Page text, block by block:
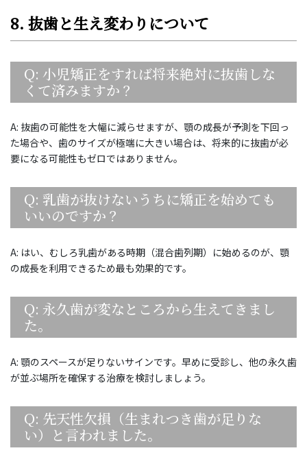
8. 抜歯と生え変わりについて
Q: 小児矯正をすれば将来絶対に抜歯しな
くて済みますか？
A: 抜歯の可能性を大幅に減らせますが、顎の成長が予測を下回っ
た場合や、歯のサイズが極端に大きい場合は、将来的に抜歯が必
要になる可能性もゼロではありません。
Q: 乳歯が抜けないうちに矯正を始めても
いいのですか？
A: はい、むしろ乳歯がある時期（混合歯列期）に始めるのが、顎
の成長を利用できるため最も効果的です。
Q: 永久歯が変なところから生えてきまし
た。
A: 顎のスペースが足りないサインです。早めに受診し、他の永久歯
が並ぶ場所を確保する治療を検討しましょう。
Q: 先天性欠損（生まれつき歯が足りな
い）と言われました。